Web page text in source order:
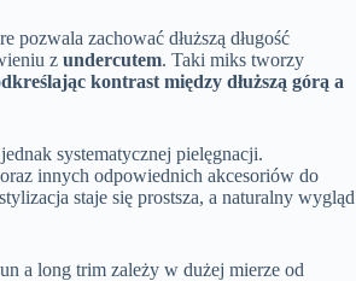
pozwala zachować dłuższą długość
z undercutem. Taki miks tworzy
kontrast między dłuższą górą a
systematycznej pielęgnacji.
innych odpowiednich akcesoriów do
staje się prostsza, a naturalny wygląd
a long trim zależy w dużej mierze od